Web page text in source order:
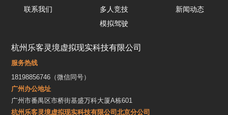
联系我们
多人竞技
模拟驾驶
新闻动态
杭州乐客灵境虚拟现实科技有限公司
服务热线
18198856746（微信同号）
广州办公地址
广州市番禺区市桥街基盛万科大厦A栋601
杭州乐客灵境虚拟现实科技有限公司北京分公司